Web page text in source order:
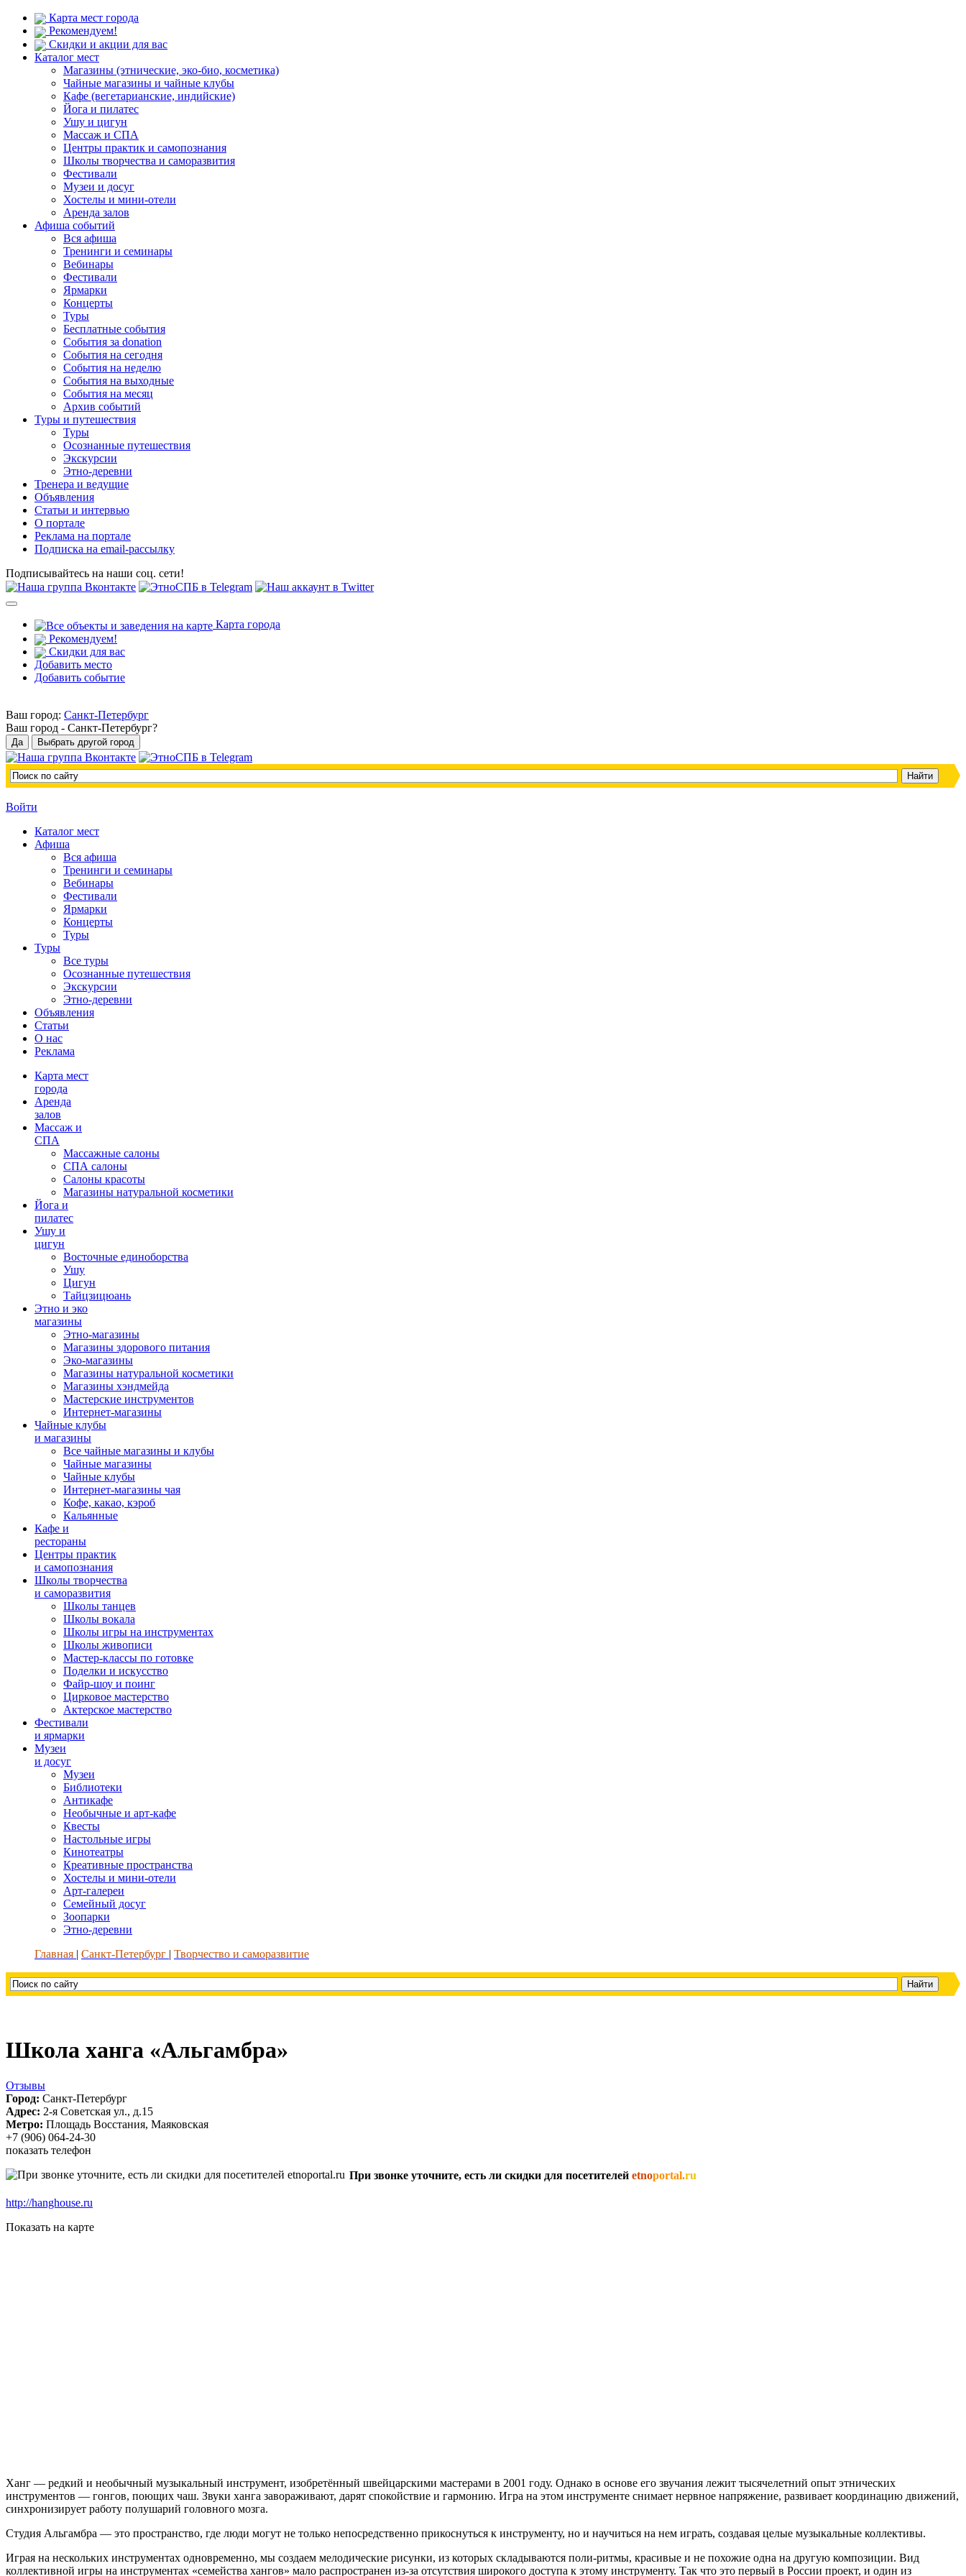
Карта мест города
Рекомендуем!
Скидки и акции для вас
Каталог мест
Магазины (этнические, эко-био, косметика)
Чайные магазины и чайные клубы
Кафе (вегетарианские, индийские)
Йога и пилатес
Ушу и цигун
Массаж и СПА
Центры практик и самопознания
Школы творчества и саморазвития
Фестивали
Музеи и досуг
Хостелы и мини-отели
Аренда залов
Афиша событий
Вся афиша
Тренинги и семинары
Вебинары
Фестивали
Ярмарки
Концерты
Туры
Бесплатные события
События за donation
События на сегодня
События на неделю
События на выходные
События на месяц
Архив событий
Туры и путешествия
Туры
Осознанные путешествия
Экскурсии
Этно-деревни
Тренера и ведущие
Объявления
Статьи и интервью
О портале
Реклама на портале
Подписка на email-рассылку
Подписывайтесь на наши соц. сети!
Карта города
Рекомендуем!
Скидки для вас
Добавить место
Добавить событие
Ваш город: Санкт-Петербург
Ваш город - Санкт-Петербург?
Войти
Каталог мест
Афиша
Вся афиша
Тренинги и семинары
Вебинары
Фестивали
Ярмарки
Концерты
Туры
Туры
Все туры
Осознанные путешествия
Экскурсии
Этно-деревни
Объявления
Статьи
О нас
Реклама
Карта мест
города
Аренда
залов
Массаж и
СПА
Массажные салоны
СПА салоны
Салоны красоты
Магазины натуральной косметики
Йога и
пилатес
Ушу и
цигун
Восточные единоборства
Ушу
Цигун
Тайцзицюань
Этно и эко
магазины
Этно-магазины
Магазины здорового питания
Эко-магазины
Магазины натуральной косметики
Магазины хэндмейда
Мастерские инструментов
Интернет-магазины
Чайные клубы
и магазины
Все чайные магазины и клубы
Чайные магазины
Чайные клубы
Интернет-магазины чая
Кофе, какао, кэроб
Кальянные
Кафе и
рестораны
Центры практик
и самопознания
Школы творчества
и саморазвития
Школы танцев
Школы вокала
Школы игры на инструментах
Школы живописи
Мастер-классы по готовке
Поделки и искусство
Файр-шоу и поинг
Цирковое мастерство
Актерское мастерство
Фестивали
и ярмарки
Музеи
и досуг
Музеи
Библиотеки
Антикафе
Необычные и арт-кафе
Квесты
Настольные игры
Кинотеатры
Креативные пространства
Хостелы и мини-отели
Арт-галереи
Семейный досуг
Зоопарки
Этно-деревни
Главная
Санкт-Петербург Творчество и саморазвитие
Школа ханга «Альгамбра»
Отзывы
Город: Санкт-Петербург
Адрес: 2-я Советская ул., д.15
Метро: Площадь Восстания, Маяковская
+7 (906) 064-24-30
показать телефон
При звонке уточните, есть ли скидки для посетителей etnoportal.ru
http://hanghouse.ru
Показать на карте
Ханг — редкий и необычный музыкальный инструмент, изобретённый швейцарскими мастерами в 2001 году. Однако в основе его звучания лежит тысячелетний опыт этнических
инструментов — гонгов, поющих чаш. Звуки ханга завораживают, дарят спокойствие и гармонию. Игра на этом инструменте снимает нервное напряжение, развивает координацию движений,
синхронизирует работу полушарий головного мозга.
Студия Альгамбра — это пространство, где люди могут не только непосредственно прикоснуться к инструменту, но и научиться на нем играть, создавая целые музыкальные коллективы.
Играя на нескольких инструментах одновременно, мы создаем мелодические рисунки, из которых складываются поли-ритмы, красивые и не похожие одна на другую композиции. Вид
коллективной игры на инструментах «семейства хангов» мало распространен из-за отсутствия широкого доступа к этому инструменту. Так что это первый в России проект, и один из